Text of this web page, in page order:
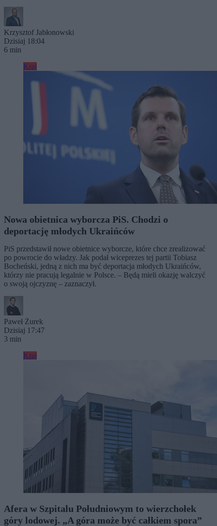
Krzysztof Jabłonowski
Dzisiaj 18:04
6 min
Kraj
Nowa obietnica wyborcza PiS. Chodzi o
deportację młodych Ukraińców
PiS przedstawił nowe obietnice wyborcze, które chce zrealizować
po powrocie do władzy. Jak podał wiceprezes tej partii Tobiasz
Bocheński, jedną z nich ma być deportacja młodych Ukraińców,
którzy nie pracują legalnie w Polsce. – Będą mieli okazję walczyć
o swoją ojczyznę – zaznaczył.
Paweł Żurek
Dzisiaj 17:47
3 min
Kraj
Afera w Szpitalu Południowym to wierzchołek
góry lodowej. „A góra może być całkiem spora”